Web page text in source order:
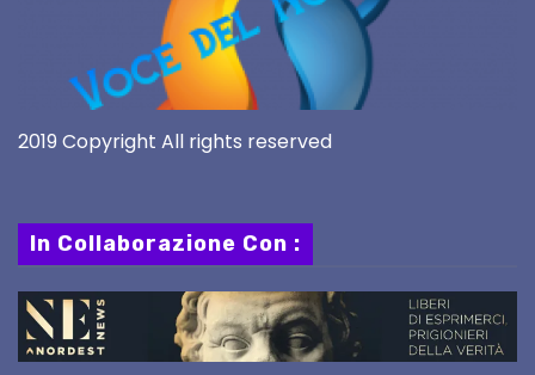
2019 Copyright All rights reserved
In Collaborazione Con :